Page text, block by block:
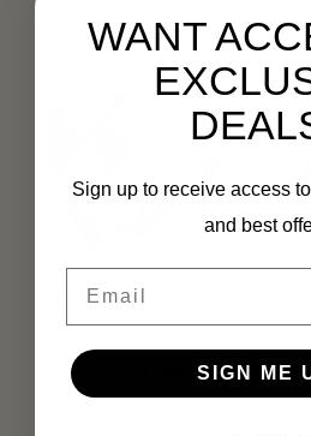
Plateau sandalen
hak W100
WANT
Sign up to receive access
and best
SIGN ME